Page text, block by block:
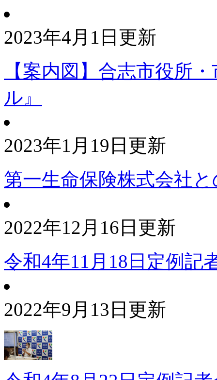
2023年4月1日更新
【案内図】合志市役所
ル』
2023年1月19日更新
第一生命保険株式会社
2022年12月16日更新
令和4年11月18日定例記
2022年9月13日更新